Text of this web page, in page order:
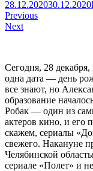
Артем
Краснов
28.12.202030.12.2020
Навигация
по
Previous
Next
Сегодня, 28
одна дата — день
все знают, но
образование
Робак — один из
актеров кино, и его
скажем, сериалы
свежего. Накануне
Челябинской
сериале «Полет» и